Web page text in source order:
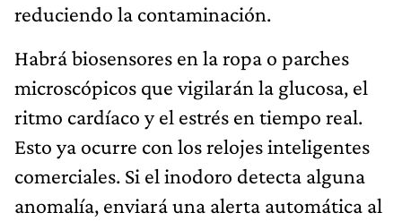
reduciendo la contaminación.
Habrá biosensores en la ropa o parches
microscópicos que vigilarán la glucosa, el
ritmo cardíaco y el estrés en tiempo real.
Esto ya ocurre con los relojes inteligentes
comerciales. Si el inodoro detecta alguna
anomalía, enviará una alerta automática al